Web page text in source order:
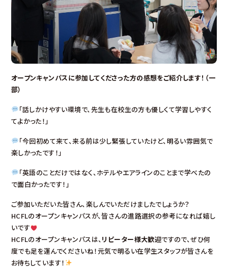
オープンキャンパスに参加してくださった方の感想をご紹介します！（一
部）
「話しかけやすい環境で、先生も在校生の方も優しくて学習しやすく
てよかった！」
「今回初めて来て、来る前は少し緊張していたけど、明るい雰囲気で
楽しかったです！」
「英語のことだけではなく、ホテルやエアラインのことまで学べたの
で面白かったです！」
ご参加いただいた皆さん、楽しんでいただけましたでしょうか？
HCFLのオープンキャンパスが、皆さんの進路選択の参考になれば嬉し
いです
HCFLのオープンキャンパスは、リピーター様大歓迎ですので、ぜひ何
度でも足を運んでくださいね！元気で明るい在学生スタッフが皆さんを
お待ちしています！